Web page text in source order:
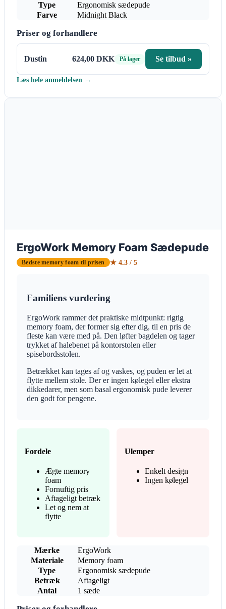
Type
Ergonomisk sædepude
Farve
Midnight Black
Priser og forhandlere
Dustin 624,00 DKK På lager Se tilbud »
Læs hele anmeldelsen →
ErgoWork Memory Foam Sædepude
Bedste memory foam til prisen ★ 4.3 / 5
Familiens vurdering
ErgoWork rammer det praktiske midtpunkt: rigtig
memory foam, der former sig efter dig, til en pris de
fleste kan være med på. Den løfter bagdelen og tager
trykket af halebenet på kontorstolen eller
spisebordsstolen.
Betrækket kan tages af og vaskes, og puden er let at
flytte mellem stole. Der er ingen kølegel eller ekstra
dikkedarer, men som basal ergonomisk pude leverer
den godt for pengene.
Fordele
Ægte memory
foam
Fornuftig pris
Aftageligt betræk
Let og nem at
flytte
Ulemper
Enkelt design
Ingen kølegel
Mærke
ErgoWork
Materiale
Memory foam
Type
Ergonomisk sædepude
Betræk
Aftageligt
Antal
1 sæde